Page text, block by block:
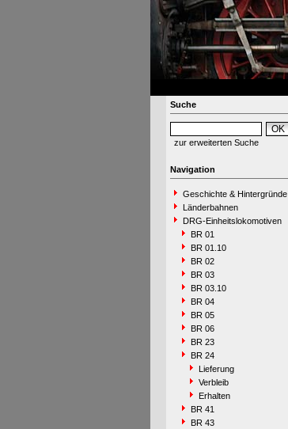
Suche
zur erweiterten Suche
Navigation
Geschichte & Hintergründe
Länderbahnen
DRG-Einheitslokomotiven
BR 01
BR 01.10
BR 02
BR 03
BR 03.10
BR 04
BR 05
BR 06
BR 23
BR 24
Lieferung
Verbleib
Erhalten
BR 41
BR 43